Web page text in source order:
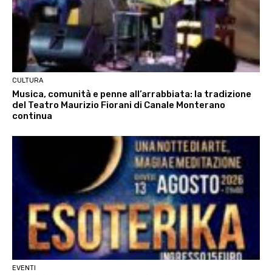
CULTURA
Musica, comunità e penne all’arrabbiata: la tradizione
del Teatro Maurizio Fiorani di Canale Monterano
continua
EVENTI